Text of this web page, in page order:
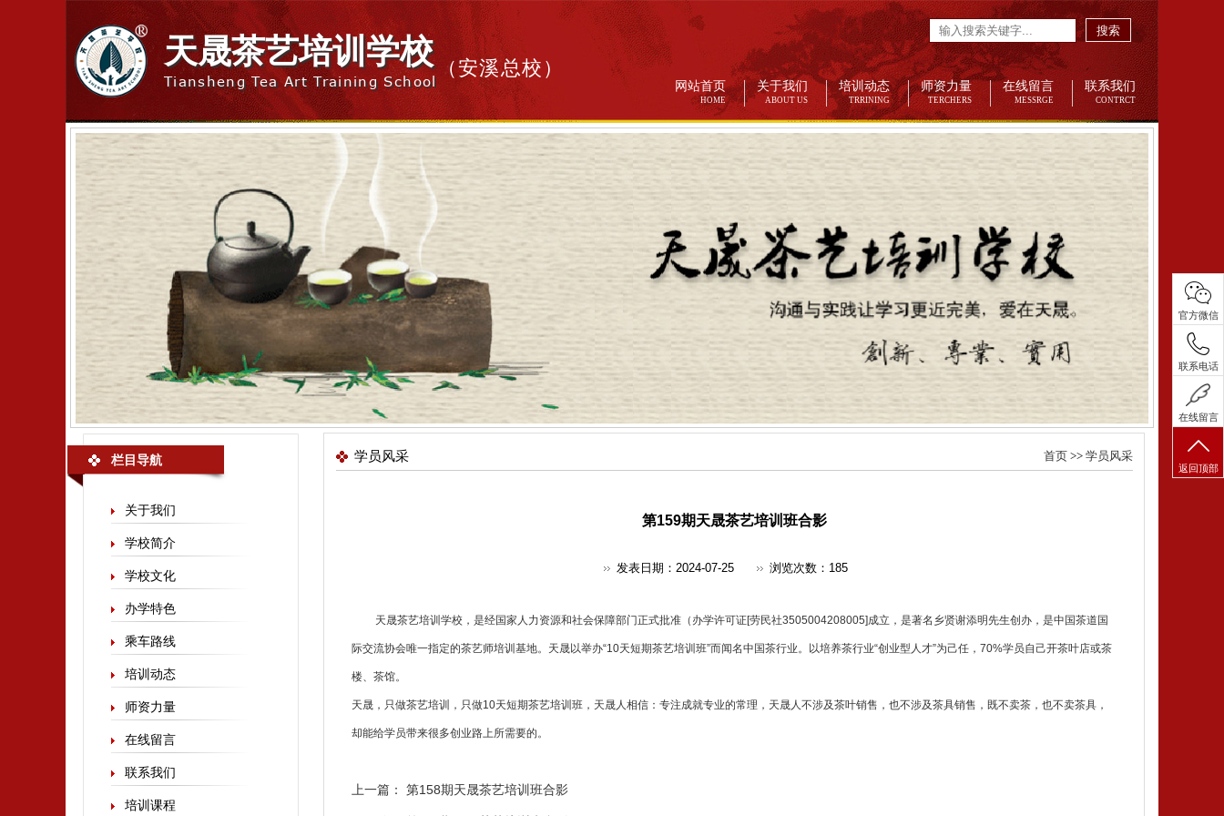
天晟茶艺培训学校
Tiansheng Tea Art Training School
（安溪总校）
网站首页
HOME
关于我们
ABOUT US
培训动态
TRRINING
师资力量
TERCHERS
在线留言
MESSRGE
联系我们
CONTRCT
搜索
栏目导航
关于我们
学校简介
学校文化
办学特色
乘车路线
培训动态
师资力量
在线留言
联系我们
培训课程
首页>> 学员风采
学员风采
第159期天晟茶艺培训班合影
发表日期：2024-07-25 浏览次数： 185
天晟茶艺培训 学校，是经国家人力资源和社会保障部门正式批准（办学许可证[劳民社3505004208005]成立，是著名乡贤谢添明先生创办，是中国茶道国
际交流协会唯一指定的茶艺师培训 基地。天晟以举办“10天短期茶艺培训班”而闻名中国茶行业。以培养茶行业“创业型人才”为己任，70%学员自己开茶叶店或茶
楼、茶馆。
天晟，只做茶艺培训，只做10天短期茶艺培训班，天晟人相信：专注成就专业的常理，天晟人不涉及茶叶销售，也不涉及茶具销售，既不卖茶，也不卖茶具，
却能给学员带来很多创业路上所需要的。
上一篇： 第158期天晟茶艺培训班合影
官方微信
联系电话
在线留言
返回顶部